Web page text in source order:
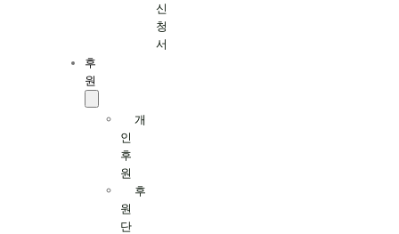
신
청
서
후
원
개
인
후
원
후
원
단